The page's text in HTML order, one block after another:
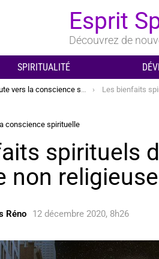
Esprit
Découvrez de
SPIRITUALITÉ
la conscience spirituelle Les bienfaits spirituels
conscience spirituelle
spirituels
non religieuse
Réno 12 décembre 2020, 8h26